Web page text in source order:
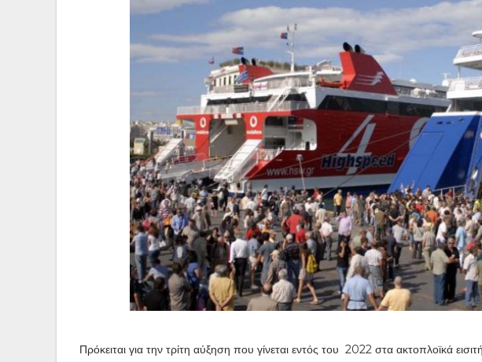
Πρόκειται για την τρίτη αύξηση που γίνεται εντός του 2022 στα ακτοπλοϊκά